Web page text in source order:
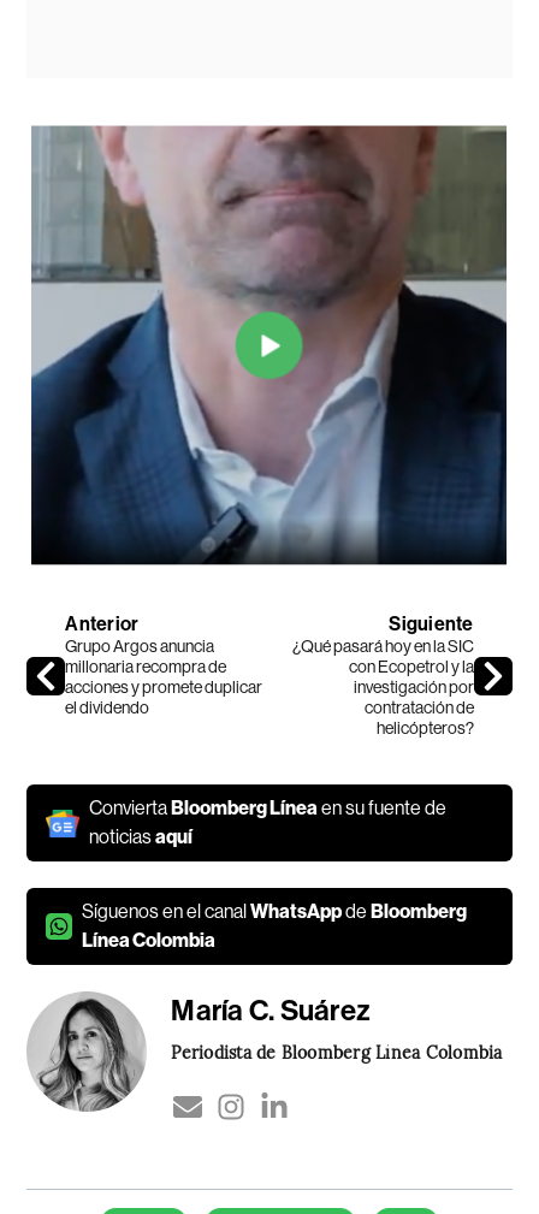
Anterior
Grupo Argos anuncia
millonaria recompra de
acciones y promete duplicar
el dividendo
Siguiente
¿Qué pasará hoy en la SIC
con Ecopetrol y la
investigación por
contratación de
helicópteros?
Convierta Bloomberg Líneaen su fuente de
noticiasaquí
Síguenos en el canalWhatsAppde Bloomberg
Línea Colombia
María C. Suárez
Periodista de Bloomberg Línea Colombia